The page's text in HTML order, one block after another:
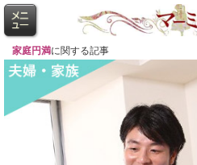
家庭円満に関する記事